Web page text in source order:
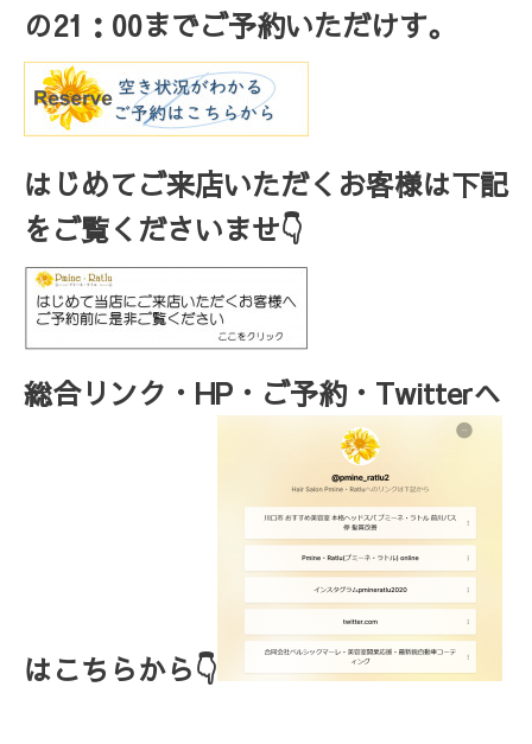
の21 ： 00までご予約いただけす。
はじめてご来店いただくお客様は下記
をご覧くださいませ👇
総合リンク・HP・ご予約・Twitterへ
はこちらから👇